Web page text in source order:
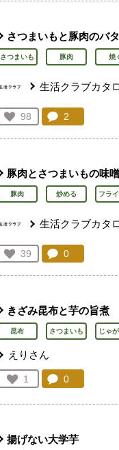
さつまいもと豚肉のバ
さつまいも 豚肉 焼
生活クラブカタ
お気に入り登録：
98
人が登録
コメント：
2
豚肉とさつまいもの味
豚肉 炒める フラ
生活クラブカタ
お気に入り登録：
39
人が登録
コメント：
0
きざみ昆布と芋の旨煮
昆布 さつまいも じゃ
えりさん
お気に入り登録：
1
人が登録
コメント：
0
揚げない大学芋